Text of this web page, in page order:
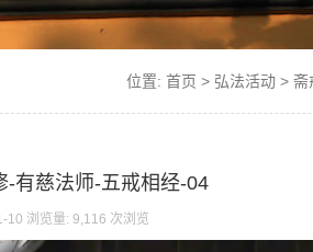
位置: 首页 > 弘法活动 > 斋
-有慈法师-五戒相经-04
10 浏览量: 9,116 次浏览